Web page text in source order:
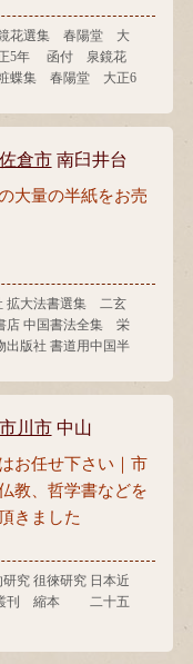
花選集 春陽堂 大
5年 函付 泉鏡花
蝶集 春陽堂 大正6
佐倉市 南臼井台
大量の半紙をお売
拡大法書選集 二玄
店 中国書法全集 栄
版社 書道用中国半
市川市 中山
お任せ下さい｜市
教、哲学書などを
きました
究 徂徠研究 日本近
叢刊 縮本 二十五